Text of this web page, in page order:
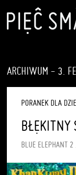
ARCHIWUM - 3.
PORANEK DLA
BŁĘKITNY
BLUE ELEPHANT